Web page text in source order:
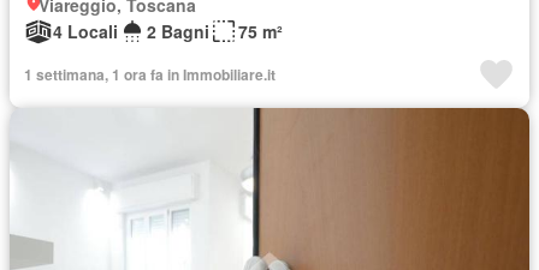
Viareggio, Toscana
4 Locali
2 Bagni 75 m²
1 settimana, 1 ora fa in Immobiliare.it